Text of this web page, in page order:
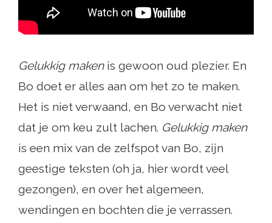
Gelukkig makenis gewoon oud plezier. En
Bo doet er alles aan om het zo te maken.
Het is niet verwaand, en Bo verwacht niet
dat je om keu zult lachen. Gelukkig maken
is een mix van de zelfspot van Bo, zijn
geestige teksten (oh ja, hier wordt veel
gezongen), en over het algemeen,
wendingen en bochten die je verrassen.